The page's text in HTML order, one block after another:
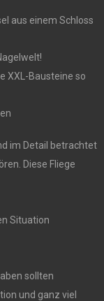
aus einem Schloss
XXL-Bausteine so
im Detail betrachtet
Diese Fliege
Situation
sollten
und ganz viel